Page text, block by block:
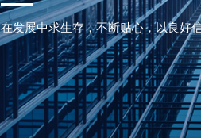
在发展中求生存，不断贴心，以良好